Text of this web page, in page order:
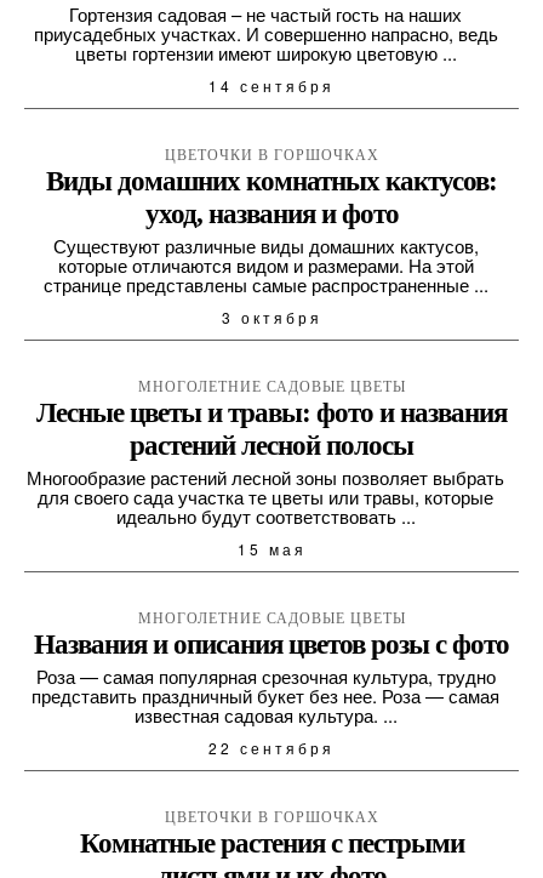
Гортензия садовая – не частый гость на наших
приусадебных участках. И совершенно напрасно, ведь
цветы гортензии имеют широкую цветовую ...
14 сентября
ЦВЕТОЧКИ В ГОРШОЧКАХ
Виды домашних комнатных кактусов:
уход, названия и фото
Существуют различные виды домашних кактусов,
которые отличаются видом и размерами. На этой
странице представлены самые распространенные ...
3 октября
МНОГОЛЕТНИЕ САДОВЫЕ ЦВЕТЫ
Лесные цветы и травы: фото и названия
растений лесной полосы
Многообразие растений лесной зоны позволяет выбрать
для своего сада участка те цветы или травы, которые
идеально будут соответствовать ...
15 мая
МНОГОЛЕТНИЕ САДОВЫЕ ЦВЕТЫ
Названия и описания цветов розы с фото
Роза — самая популярная срезочная культура, трудно
представить праздничный букет без нее. Роза — самая
известная садовая культура. ...
22 сентября
ЦВЕТОЧКИ В ГОРШОЧКАХ
Комнатные растения с пестрыми